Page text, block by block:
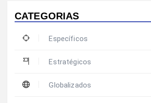
CATEGORIAS
Específicos
Estratégicos
Globalizados